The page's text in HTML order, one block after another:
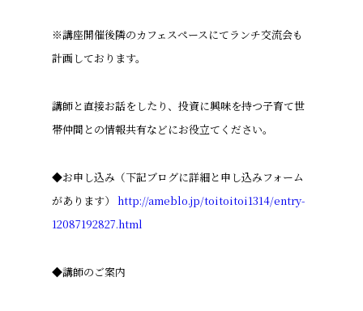
※講座開催後隣のカフェスペースにてランチ交流会も
計画しております。
講師と直接お話をしたり、投資に興味を持つ子育て世
帯仲間との情報共有などにお役立てください。
◆お申し込み（下記ブログに詳細と申し込みフォーム
があります） http://ameblo.jp/toitoitoi1314/entry-
12087192827.html
◆講師のご案内